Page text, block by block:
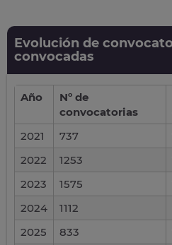
Evolución de
convocadas
Año
Nº de
convocatorias
2021
737
2022
1253
2023
1575
2024
1112
2025
833